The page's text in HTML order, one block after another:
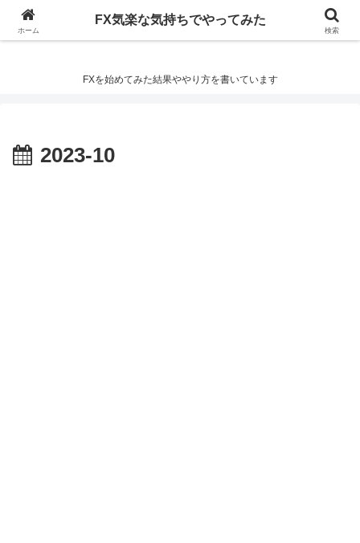
FX気楽な気持ちでやってみた
FXを始めてみた結果ややり方を書いています
2023-10
ホーム
FX気楽な気持ちでやってみた
検索